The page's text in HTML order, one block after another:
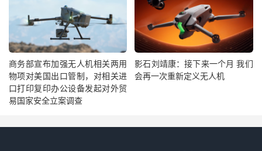
商务部宣布加强无人机相关两用
物项对美国出口管制，对相关进
口打印复印办公设备发起对外贸
易国家安全立案调查
影石刘靖康：接下来一个月 我们
会再一次重新定义无人机